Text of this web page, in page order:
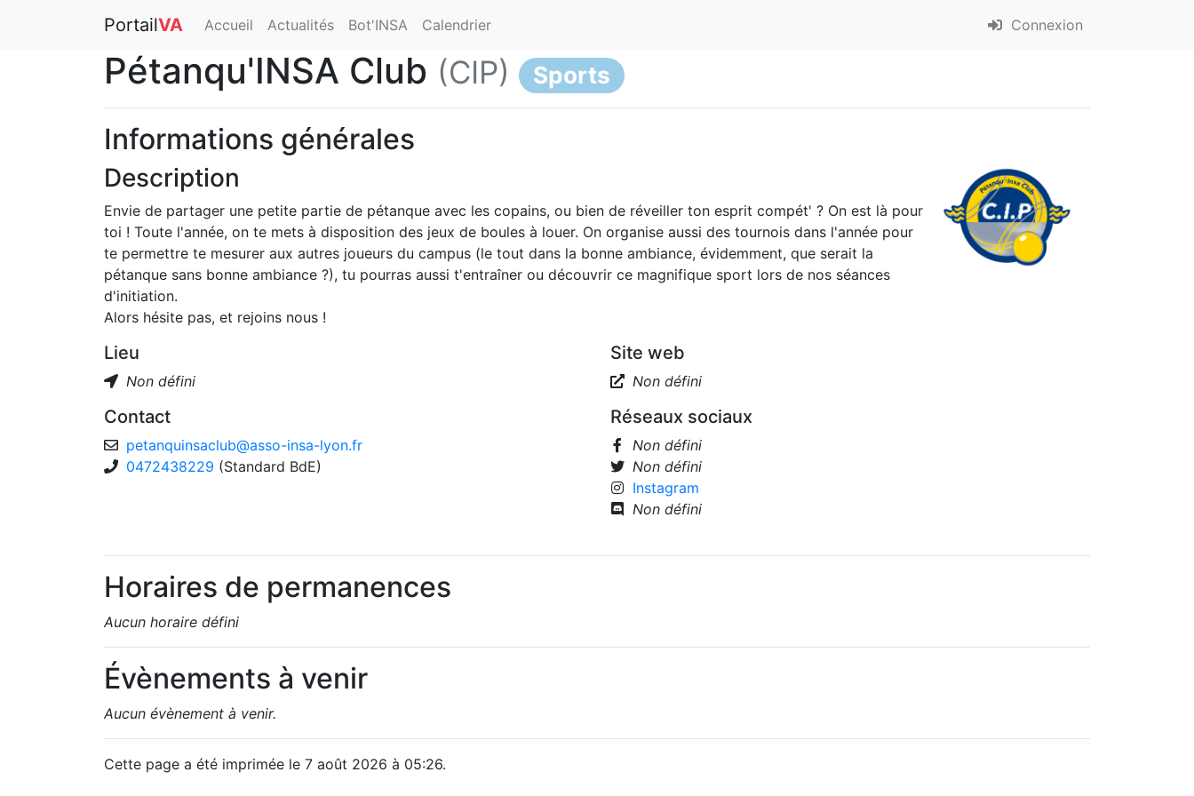
PortailVA Accueil Actualités Bot'INSA Calendrier Connexion
Pétanqu'INSA Club (CIP) Sports
Informations générales
Description
Envie de partager une petite partie de pétanque avec les copains, ou bien de réveiller ton esprit compét' ? On est là pour
toi ! Toute l'année, on te mets à disposition des jeux de boules à louer. On organise aussi des tournois dans l'année pour
te permettre te mesurer aux autres joueurs du campus (le tout dans la bonne ambiance, évidemment, que serait la
pétanque sans bonne ambiance ?), tu pourras aussi t'entraîner ou découvrir ce magnifique sport lors de nos séances
d'initiation.
Alors hésite pas, et rejoins nous !
Lieu
Non défini
Site web
Non défini
Contact
petanquinsaclub@asso-insa-lyon.fr
0472438229 (Standard BdE)
Réseaux sociaux
Non défini
Non défini
Instagram
Non défini
Horaires de permanences
Aucun horaire défini
Évènements à venir
Aucun évènement à venir.
Cette page a été imprimée le 7 août 2026 à 05:26.